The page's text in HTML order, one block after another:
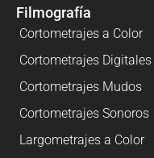
Filmografía
Cortometrajes a Color
Cortometrajes Digitales
Cortometrajes Mudos
Cortometrajes Sonoros
Largometrajes a Color